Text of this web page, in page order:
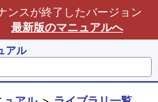
ンスが終了したバージョン
最新版のマニュアルへ
アル